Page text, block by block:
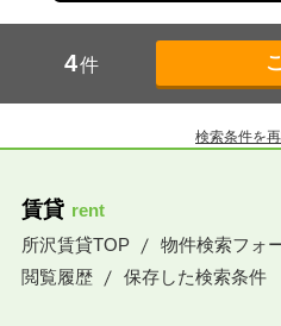
4件
検索条件を
賃貸 rent
所沢賃貸TOP
物件検索フォ
閲覧履歴
保存した検索条件